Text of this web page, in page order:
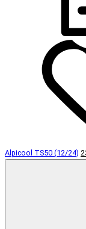
Alpicool TS50 (12/24)